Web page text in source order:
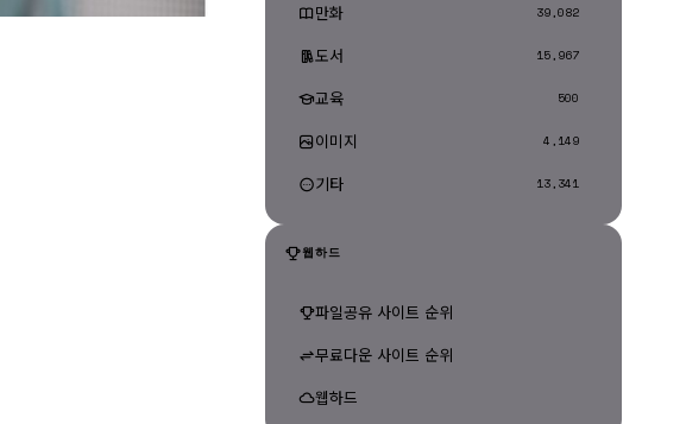
만화 39,082
도서 15,967
교육 500
이미지 4,149
기타 13,341
웹하드
파일공유 사이트 순위
무료다운 사이트 순위
웹하드